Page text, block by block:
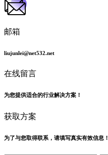
邮箱
liujunlei@net532.net
在线留言
为您提供适合的行业解决方案！
获取方案
为了与您取得联系，请填写真实有效信息！